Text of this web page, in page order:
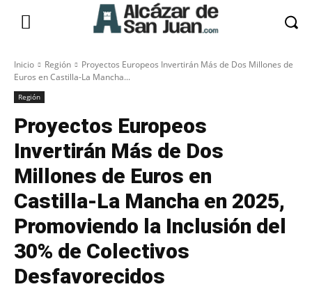
Inicio Región
Proyectos Europeos Invertirán Más de Dos Millones de
Euros en Castilla-La Mancha...
Región
Proyectos Europeos
Invertirán Más de Dos
Millones de Euros en
Castilla-La Mancha en 2025,
Promoviendo la Inclusión del
30% de Colectivos
Desfavorecidos